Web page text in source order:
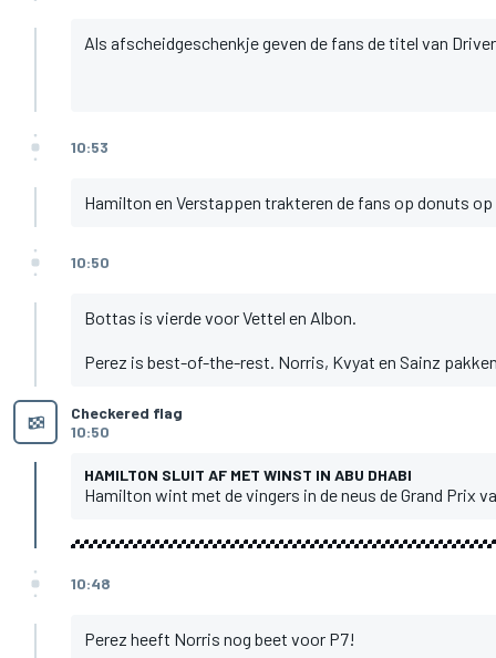
Als afscheidgeschenkje geven de fans de titel van
10:53
Hamilton en Verstappen trakteren de fans op donuts
10:50
Bottas is vierde voor Vettel en Albon.
Perez is best-of-the-rest. Norris, Kvyat en Sainz
Checkered flag
10:50
HAMILTON SLUIT AF MET WINST IN ABU DHABI
Hamilton wint met de vingers in de neus de Grand Prix
10:48
Perez heeft Norris nog beet voor P7!